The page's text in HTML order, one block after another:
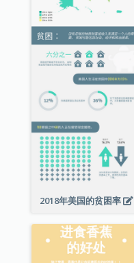
2018年美国的贫困率